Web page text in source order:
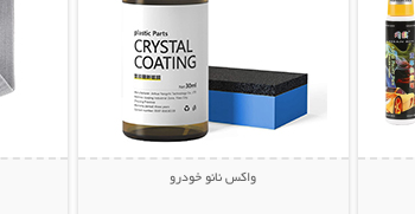
واکس نانو خودرو